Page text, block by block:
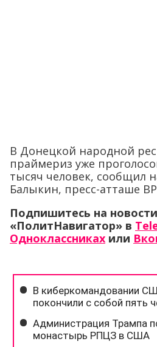
В Донецкой народной
праймериз уже
тысяч человек, сообщил
Балыкин, пресс-атташе
Подпишитесь на новости
«ПолитНавигатор» в
Одноклассниках или